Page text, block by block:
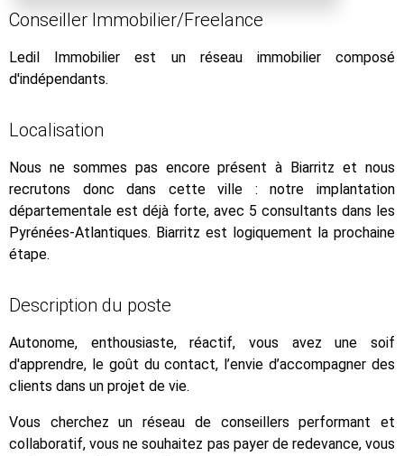
Conseiller Immobilier/Freelance
Ledil Immobilier est un réseau immobilier composé
d'indépendants.
Localisation
Nous ne sommes pas encore présent à Biarritz et nous
recrutons donc dans cette ville : notre implantation
départementale est déjà forte, avec 5 consultants dans les
Pyrénées-Atlantiques. Biarritz est logiquement la prochaine
étape.
Description du poste
Autonome, enthousiaste, réactif, vous avez une soif
d'apprendre, le goût du contact, l’envie d’accompagner des
clients dans un projet de vie.
Vous cherchez un réseau de conseillers performant et
collaboratif, vous ne souhaitez pas payer de redevance, vous